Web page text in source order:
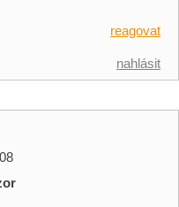
reagovat
nahlásit